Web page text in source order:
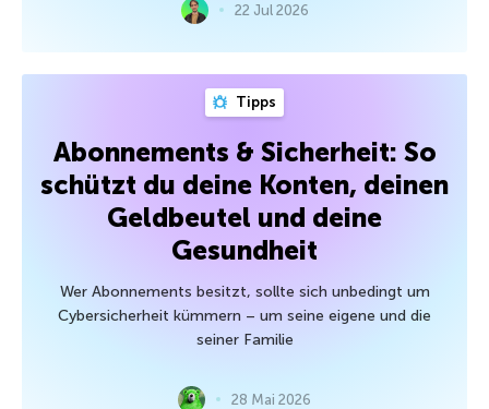
22 Jul 2026
Tipps
Abonnements & Sicherheit: So
schützt du deine Konten, deinen
Geldbeutel und deine
Gesundheit
Wer Abonnements besitzt, sollte sich unbedingt um
Cybersicherheit kümmern – um seine eigene und die
seiner Familie
28 Mai 2026